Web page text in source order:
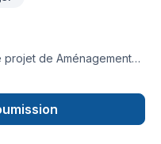
projet de Aménagement
Irrigation, Muret, Pavage,
Transport est
envers la qualité